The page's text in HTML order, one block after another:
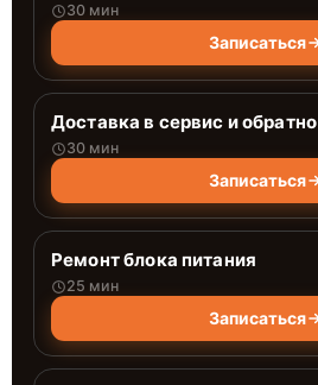
30 мин
Записаться
Доставка в сервис и обратно
30 мин
Записаться
Ремонт блока питания
25 мин
Записаться